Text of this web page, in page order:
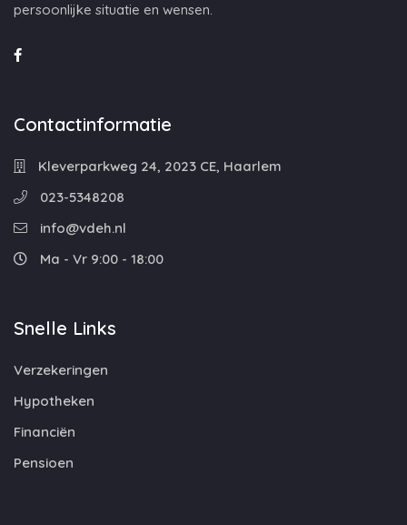
persoonlijke situatie en wensen.
Contactinformatie
Kleverparkweg 24, 2023 CE, Haarlem
023-5348208
info@vdeh.nl
Ma - Vr 9:00 - 18:00
Snelle Links
Verzekeringen
Hypotheken
Financiën
Pensioen